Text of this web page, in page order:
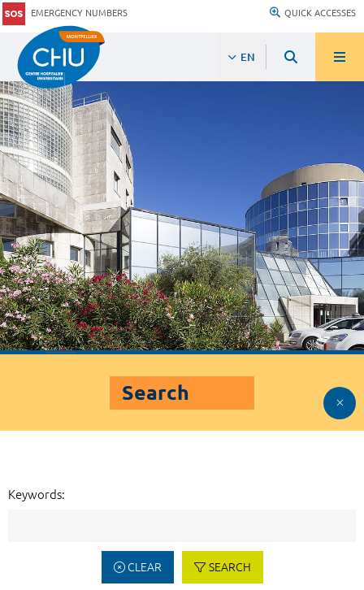
EMERGENCY NUMBERS QUICK ACCESSES
EN
Search
Keywords:
CLEAR SEARCH